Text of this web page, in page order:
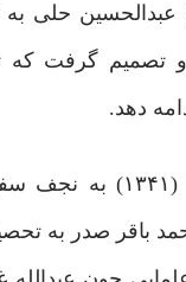
عبد‌الحسین حلی
تصمیم گرفت که
دهد.
در سال ۱۹۶۲ (۱۳۴۱)
باقر صدر به